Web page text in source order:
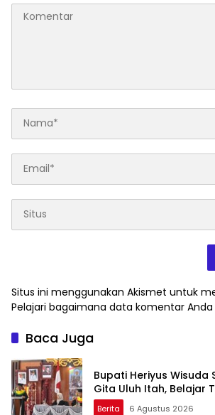
Situs ini menggunakan Akismet untuk
Pelajari bagaimana data komentar Anda
Baca Juga
Bupati Heriyus Wisuda
Gita Uluh Itah, Belajar
Berita 6 Agustus 2026